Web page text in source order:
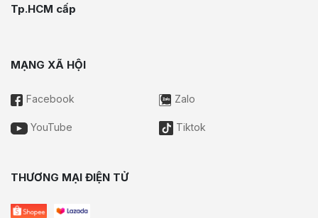
Tp.HCM cấp
MẠNG XÃ HỘI
Facebook Zalo
YouTube Tiktok
THƯƠNG MẠI ĐIỆN TỬ